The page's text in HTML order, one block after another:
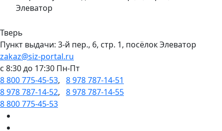
Элеватор
Тверь
Пункт выдачи: 3-й пер., 6, стр. 1, посёлок Элеватор
zakaz@siz-portal.ru
c 8:30 до 17:30 Пн-Пт
8 800 775-45-53, 8 978 787-14-51
8 978 787-14-52, 8 978 787-14-55
8 800 775-45-53